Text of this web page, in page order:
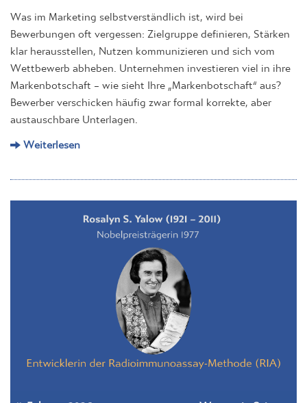
Was im Marketing selbstverständlich ist, wird bei
Bewerbungen oft vergessen: Zielgruppe definieren, Stärken
klar herausstellen, Nutzen kommunizieren und sich vom
Wettbewerb abheben. Unternehmen investieren viel in ihre
Markenbotschaft – wie sieht Ihre „Markenbotschaft“ aus?
Bewerber verschicken häufig zwar formal korrekte, aber
austauschbare Unterlagen.
Weiterlesen